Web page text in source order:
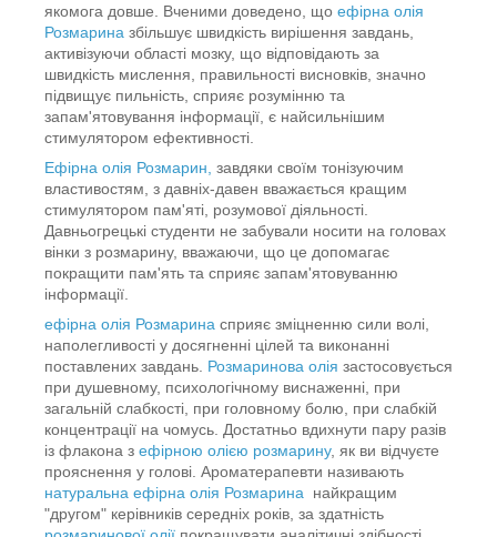
якомога довше. Вченими доведено, що ефірна олія
Розмарина збільшує швидкість вирішення завдань,
активізуючи області мозку, що відповідають за
швидкість мислення, правильності висновків, значно
підвищує пильність, сприяє розумінню та
запам'ятовування інформації, є найсильнішим
стимулятором ефективності.
Ефірна олія Розмарин, завдяки своїм тонізуючим
властивостям, з давніх-давен вважається кращим
стимулятором пам'яті, розумової діяльності.
Давньогрецькі студенти не забували носити на головах
вінки з розмарину, вважаючи, що це допомагає
покращити пам'ять та сприяє запам'ятовуванню
інформації.
ефірна олія Розмарина сприяє зміцненню сили волі,
наполегливості у досягненні цілей та виконанні
поставлених завдань. Розмаринова олія застосовується
при душевному, психологічному виснаженні, при
загальній слабкості, при головному болю, при слабкій
концентрації на чомусь. Достатньо вдихнути пару разів
із флакона з ефірною олією розмарину, як ви відчуєте
прояснення у голові. Ароматерапевти називають
натуральна ефірна олія Розмарина найкращим
"другом" керівників середніх років, за здатність